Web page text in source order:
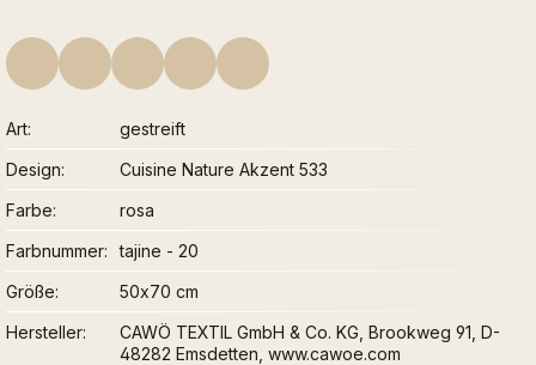
Art
gestreift
Design
Cuisine Nature Akzent 533
Farbe
rosa
Farbnummer
tajine - 20
Größe
50x70 cm
Hersteller
CAWÖ TEXTIL GmbH & Co. KG, Brookweg 91, D-
48282 Emsdetten, www.cawoe.com